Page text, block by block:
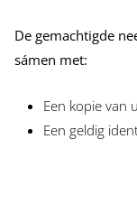
De gemachtigde
sámen met:
Een kopie van
Een geldig